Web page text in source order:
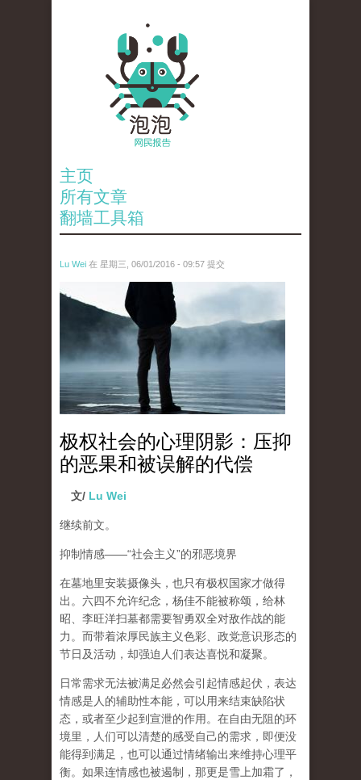
主页
所有文章
翻墙工具箱
Lu Wei 在 星期三, 06/01/2016 - 09:57 提交
wen_tou_tu_2.jpg
极权社会的心理阴影：压抑
的恶果和被误解的代偿
文/ Lu Wei
继续前文。
抑制情感——“社会主义”的邪恶境界
在墓地里安装摄像头，也只有极权国家才做得
出。六四不允许纪念，杨佳不能被称颂，给林
昭、李旺洋扫墓都需要智勇双全对敌作战的能
力。而带着浓厚民族主义色彩、政党意识形态的
节日及活动，却强迫人们表达喜悦和凝聚。
日常需求无法被满足必然会引起情感起伏， 表达
情感是人的辅助性本能，可以用来结束缺陷状
态，或者至少起到宣泄的作用 。在自由无阻的环
境里，人们可以清楚的感受自己的需求，即便没
能得到满足，也可以通过情绪输出来维持心理平
衡。如果连情感也被遏制，那更是雪上加霜了，